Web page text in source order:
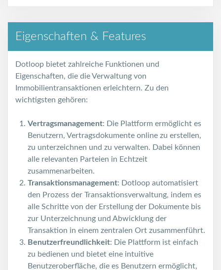
Eigenschaften & Features
Dotloop bietet zahlreiche Funktionen und
Eigenschaften, die die Verwaltung von
Immobilientransaktionen erleichtern. Zu den
wichtigsten gehören:
Vertragsmanagement: Die Plattform ermöglicht es
Benutzern, Vertragsdokumente online zu erstellen,
zu unterzeichnen und zu verwalten. Dabei können
alle relevanten Parteien in Echtzeit
zusammenarbeiten.
Transaktionsmanagement: Dotloop automatisiert
den Prozess der Transaktionsverwaltung, indem es
alle Schritte von der Erstellung der Dokumente bis
zur Unterzeichnung und Abwicklung der
Transaktion in einem zentralen Ort zusammenführt.
Benutzerfreundlichkeit: Die Plattform ist einfach
zu bedienen und bietet eine intuitive
Benutzeroberfläche, die es Benutzern ermöglicht,